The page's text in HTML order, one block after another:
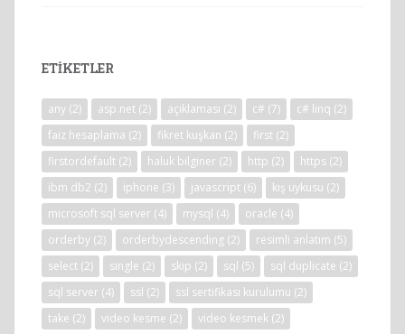
ETIKETLER
any (2) asp.net (2) açıklaması (2) c# (7) c# linq (2)
faiz hesaplama (2) fikret kuşkan (2) first (2)
firstordefault (2) haluk bilginer (2) http (2) https (2)
ibm db2 (2) iphone (3) javascript (6) kış uykusu (2)
microsoft sql server (4) mysql (4) oracle (4)
orderby (2) orderbydescending (2) resimli anlatım (5)
select (2) single (2) skip (2) sql (5) sql duplicate (2)
sql server (4) ssl (2) ssl sertifikası kurulumu (2)
take (2) video kesme (2) video kesmek (2)